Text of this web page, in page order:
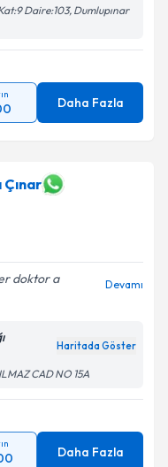
Daire:103, Dumlupınar
Daha Fazla
doktor a
Devamı
Haritada Göster
CAD NO 15A
Daha Fazla